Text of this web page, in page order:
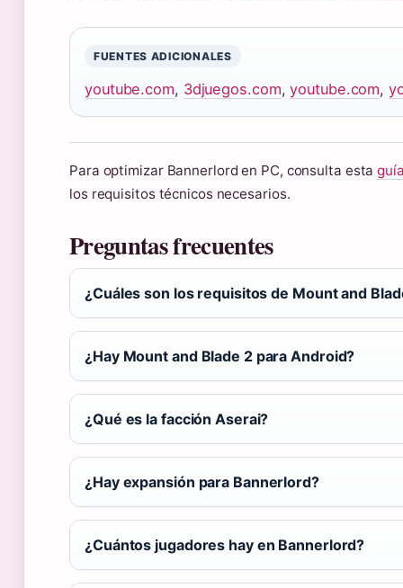
FUENTES ADICIONALES
youtube.com, 3djuegos.com,youtube.com,
Para optimizar Bannerlord en PC, consulta esta
los requisitos técnicos necesarios.
Preguntas frecuentes
¿Cuáles son los requisitos de Mount and
¿Hay Mount and Blade 2 para Android?
¿Qué es la facción Aserai?
¿Hay expansión para Bannerlord?
¿Cuántos jugadores hay en Bannerlord?